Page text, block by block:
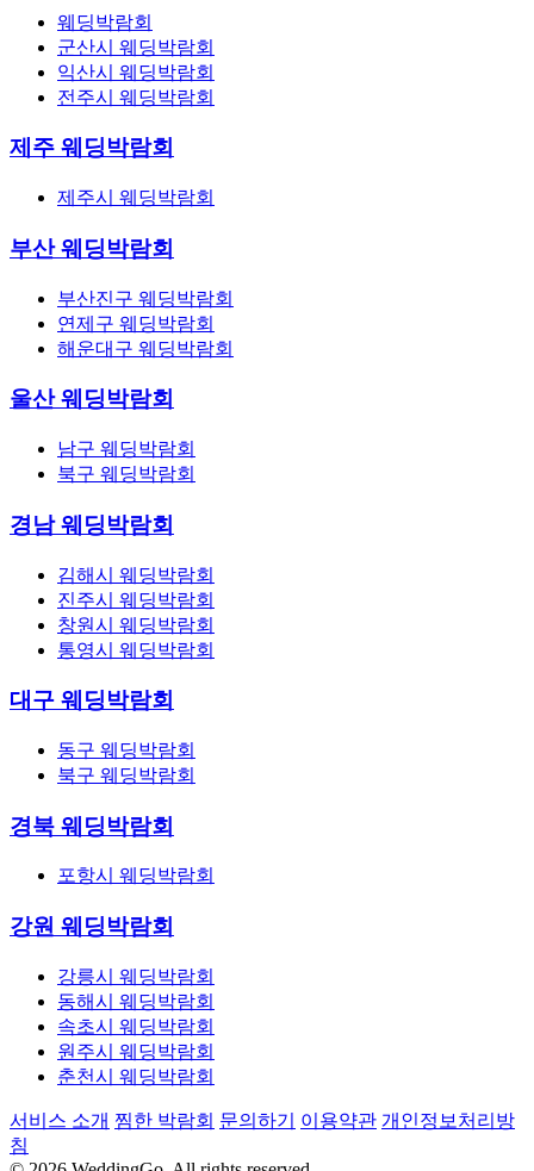
웨딩박람회
군산시 웨딩박람회
익산시 웨딩박람회
전주시 웨딩박람회
제주 웨딩박람회
제주시 웨딩박람회
부산 웨딩박람회
부산진구 웨딩박람회
연제구 웨딩박람회
해운대구 웨딩박람회
울산 웨딩박람회
남구 웨딩박람회
북구 웨딩박람회
경남 웨딩박람회
김해시 웨딩박람회
진주시 웨딩박람회
창원시 웨딩박람회
통영시 웨딩박람회
대구 웨딩박람회
동구 웨딩박람회
북구 웨딩박람회
경북 웨딩박람회
포항시 웨딩박람회
강원 웨딩박람회
강릉시 웨딩박람회
동해시 웨딩박람회
속초시 웨딩박람회
원주시 웨딩박람회
춘천시 웨딩박람회
서비스 소개 찜한 박람회 문의하기 이용약관 개인정보처리방
침